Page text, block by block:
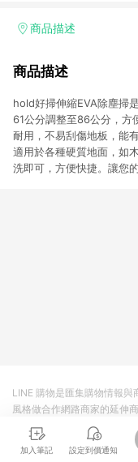
加入WOW會員告別湊免
商品描述
商品描述
hold好掃伸縮EVA除塵掃
61公分調整至86公分，方
耐用，不易刮傷地板，能
適用於各種硬質地面，如
洗即可，方便快捷。讓您
加入筆記 設定到價通知
LINE 購物是匯集購物情報
風格做合作網路商家的延伸
商品至各合作網路商家，確
準。